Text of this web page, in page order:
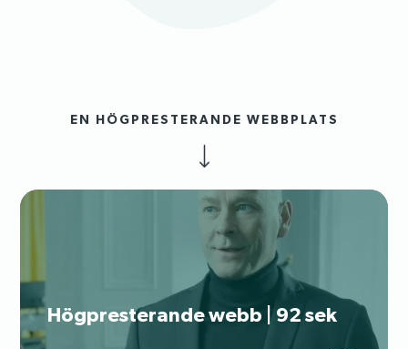
EN HÖGPRESTERANDE WEBBPLATS
Högpresterande webb | 92 sek